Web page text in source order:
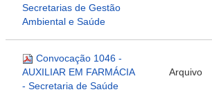
Secretarias de Gestão
Ambiental e Saúde
Convocação 1046 -
AUXILIAR EM FARMÁCIA
- Secretaria de Saúde
Arquivo